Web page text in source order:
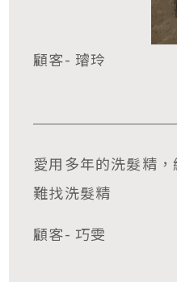
顧客- 璿玲
愛用多年的洗髮精
難找洗髮精
顧客- 巧雯